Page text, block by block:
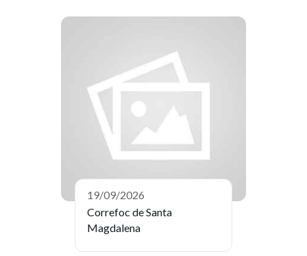
19/09/2026
Correfoc de Santa
Magdalena